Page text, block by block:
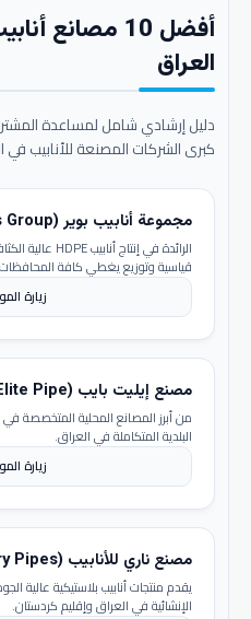
أفضل 10 مصانع
العراق
دليل إرشادي شامل لمساعدة
كبرى الشركات المصنعة للأنابيب
مجموعة أنابيب بوير (Bwer Pipes Group)
قياسية وتوزيع يغطي كافة المحافظات
زيارة
مصنع إيليت بايب (Elite Pipe)
من أبرز المصانع المحلية المتخصصة في
البلدية المتكاملة في العراق.
زيارة
مصنع ناري للأنابيب (Nary Pipes)
يقدم منتجات أنابيب بلاستيكية عالية
الإنشائية في العراق وإقليم كردستان.